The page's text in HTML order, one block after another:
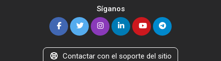
Síganos
Contactar con el soporte del sitio